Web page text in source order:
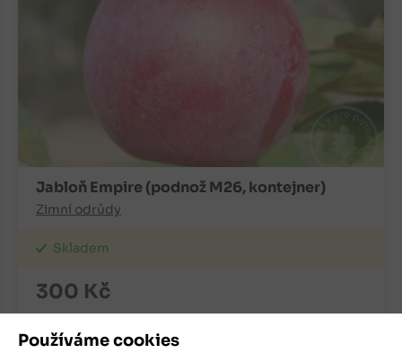
Používáme cookies
Jabloň Empire (podnož M26, kontejner)
Zimní odrůdy
Skladem
300 Kč
+
ks